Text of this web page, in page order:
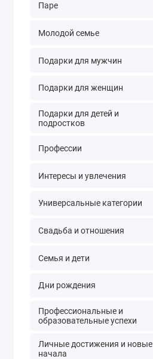
Паре
Молодой семье
Подарки для мужчин
Подарки для женщин
Подарки для детей и
подростков
Профессии
Интересы и увлечения
Универсальные категории
Свадьба и отношения
Семья и дети
Дни рождения
Профессиональные и
образовательные успехи
Личные достижения и новые
начала